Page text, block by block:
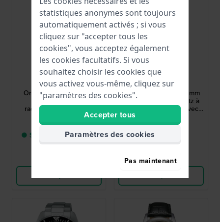
G-Shock
GW-5000HS-1ER
Origin 42.8 mm Montre
numérique solaire
radiocommandée pour
299,00 €
● Seulement 1 en stock
Voir les produits
Citizen
CA4625-02H
Chrono Modern 39.5 mm
Chronographe à quartz à
alimentation solaire avec
249,00 €
● En stock
Comparer
Voir les produits
statistiques anonymes sont toujours
automatiquement activés ; si vous
cliquez sur "accepter tous les
cookies", vous acceptez également
les cookies facultatifs. Si vous
souhaitez choisir les cookies que
vous activez vous-même, cliquez sur
"paramètres des cookies".
Accepter tous
Paramètres des cookies
Pas maintenant